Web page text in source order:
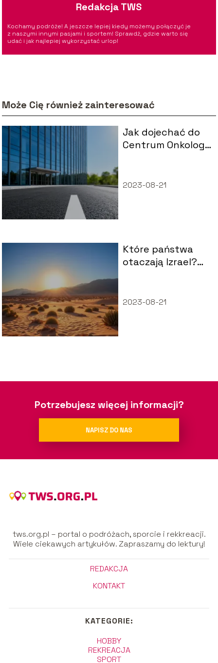
Redakcja TWS
Kochamy podróże! A jeszcze lepiej kiedy możemy połączyć je
z naszymi innymi pasjami i sportem! Sprawdź, gdzie warto się
udać i jak najlepiej wykorzystać urlop!
Może Cię również zainteresować
Jak dojechać do
Centrum Onkologii
2023-08-21
Które państwa
otaczają Izrael?
intrygującego
2023-08-21
Potrzebujesz więcej informacji?
NAPISZ DO NAS
tws.org.pl – portal o podróżach, sporcie i rekkreacji.
Wiele ciekawych artykułów. Zapraszamy do lektury!
REDAKCJA
KONTAKT
KATEGORIE:
HOBBY
REKREACJA
SPORT